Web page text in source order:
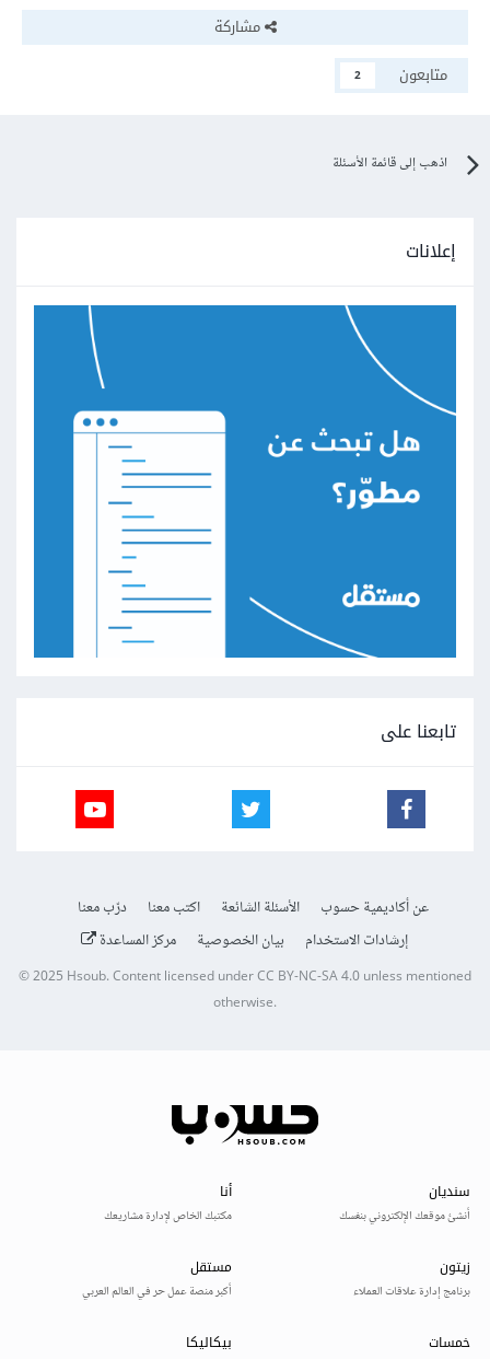
مشاركة
متابعون
2
اذهب إلى قائمة الأسئلة
إعلانات
تابعنا على
عن أكاديمية حسوب الأسئلة الشائعة اكتب معنا
درّب معنا
إرشادات الاستخدام
بيان الخصوصية مركز المساعدة
© 2025Hsoub.Content licensed underCC BY-NC-SA 4.0unless mentioned
otherwise.